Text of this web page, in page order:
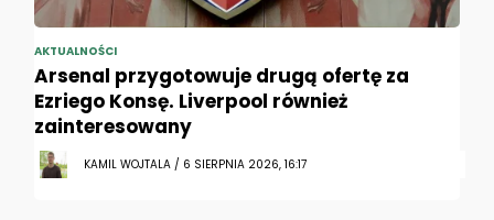
AKTUALNOŚCI
Arsenal przygotowuje drugą ofertę za
Ezriego Konsę. Liverpool również
zainteresowany
KAMIL WOJTALA / 6 SIERPNIA 2026, 16:17